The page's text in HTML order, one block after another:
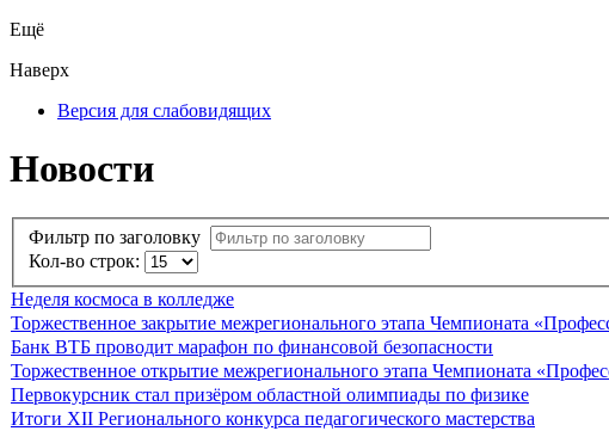
Ещё
Наверх
Версия для слабовидящих
Новости
Фильтр по заголовку
Кол-во строк:
Неделя космоса в колледже
Торжественное закрытие межрегионального этапа Чемпионата
Банк ВТБ проводит марафон по финансовой безопасности
Торжественное открытие межрегионального этапа Чемпионата
Первокурсник стал призёром областной олимпиады по физике
Итоги XII Регионального конкурса педагогического мастерства